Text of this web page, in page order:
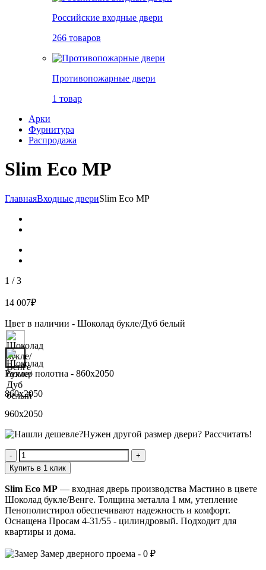
Российские входные двери
266 товаров
Противопожарные двери
1 товар
Арки
Фурнитура
Распродажа
Slim Eco MP
ГлавнаяВходные двериSlim Eco MP
1 /3
14 007₽
Цвет в наличии - Шоколад букле/Дуб белый
Размер полотна - 860x2050
860x2050
960x2050
Нужен другой размер двери? Рассчитать!
Количество
Slim
Eco
MP
Купить в 1 клик
Slim Eco MP — входная дверь производства Мастино в цвете
Шоколад букле/Венге. Толщина металла 1 мм, утепление
Пенополистирол обеспечивают надежность и комфорт.
Оснащена Просам 4-31/55 - цилиндровый. Подходит для
квартиры и дома.
Замер дверного проема - 0 ₽